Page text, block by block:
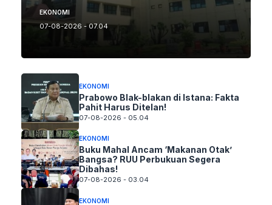
EKONOMI
07-08-2026 - 07.04
EKONOMI
Prabowo Blak-blakan di Istana: Fakta
Pahit Harus Ditelan!
07-08-2026 - 05.04
EKONOMI
Buku Mahal Ancam ‘Makanan Otak’
Bangsa? RUU Perbukuan Segera
Dibahas!
07-08-2026 - 03.04
EKONOMI